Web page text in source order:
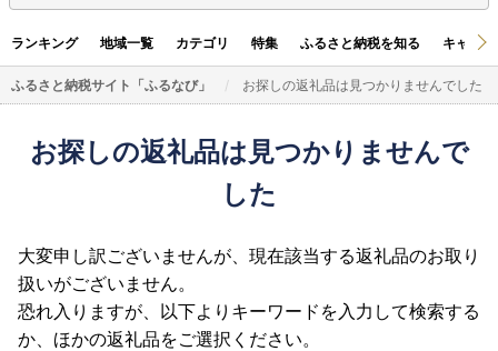
ランキング 地域一覧 カテゴリ 特集 ふるさと納税を知る キャン
ふるさと納税サイト「ふるなび」 お探しの返礼品は見つかりませんでした
お探しの返礼品は見つかりませんで
した
大変申し訳ございませんが、現在該当する返礼品のお取り
扱いがございません。
恐れ入りますが、以下よりキーワードを入力して検索する
か、ほかの返礼品をご選択ください。